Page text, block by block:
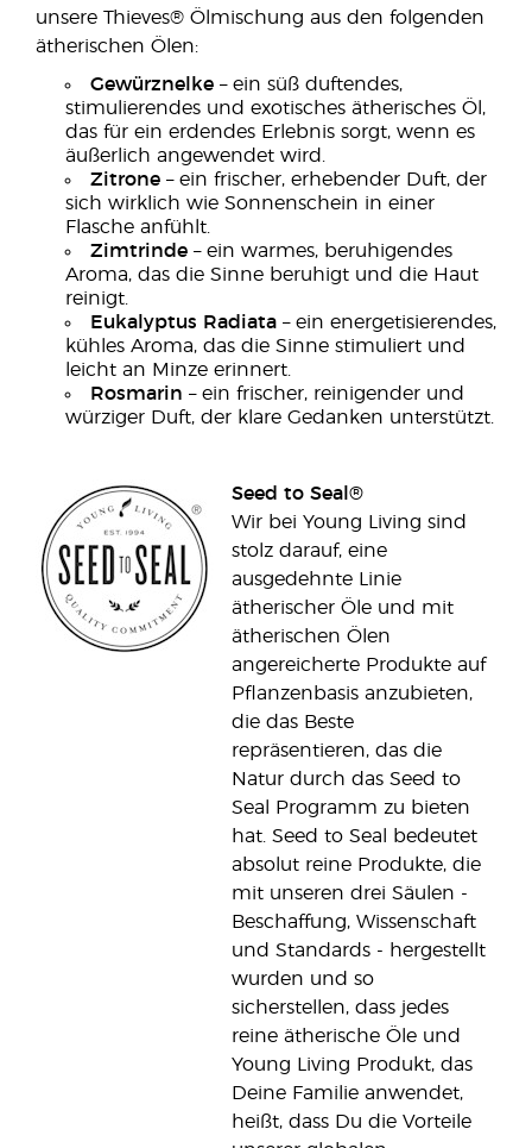
unsere Thieves® Ölmischung aus den folgenden
ätherischen Ölen:
Gewürznelke – ein süß duftendes,
stimulierendes und exotisches ätherisches Öl,
das für ein erdendes Erlebnis sorgt, wenn es
äußerlich angewendet wird.
Zitrone – ein frischer, erhebender Duft, der
sich wirklich wie Sonnenschein in einer
Flasche anfühlt.
Zimtrinde – ein warmes, beruhigendes
Aroma, das die Sinne beruhigt und die Haut
reinigt.
Eukalyptus Radiata – ein energetisierendes,
kühles Aroma, das die Sinne stimuliert und
leicht an Minze erinnert.
Rosmarin – ein frischer, reinigender und
würziger Duft, der klare Gedanken unterstützt.
Seed to Seal®
Wir bei Young Living sind
stolz darauf, eine
ausgedehnte Linie
ätherischer Öle und mit
ätherischen Ölen
angereicherte Produkte auf
Pflanzenbasis anzubieten,
die das Beste
repräsentieren, das die
Natur durch das Seed to
Seal Programm zu bieten
hat. Seed to Seal bedeutet
absolut reine Produkte, die
mit unseren drei Säulen -
Beschaffung, Wissenschaft
und Standards - hergestellt
wurden und so
sicherstellen, dass jedes
reine ätherische Öle und
Young Living Produkt, das
Deine Familie anwendet,
heißt, dass Du die Vorteile